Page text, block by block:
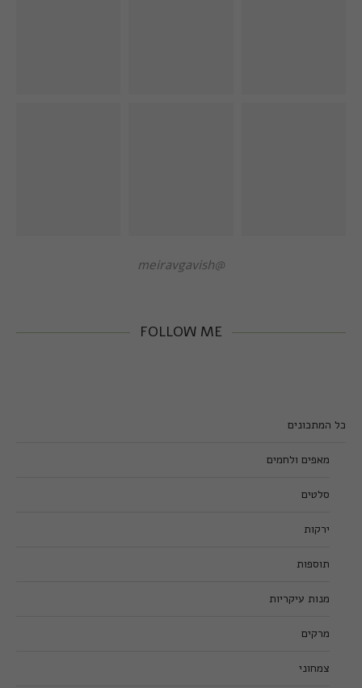
@meiravgavish
FOLLOW ME
כל המתכונים
מאפים ולחמים
סלטים
ירקות
תוספות
מנות עיקריות
מרקים
צמחוני